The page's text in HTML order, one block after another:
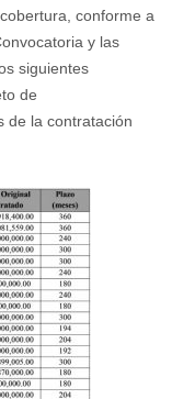
conforme a
y las
siguientes
de
de la contratación